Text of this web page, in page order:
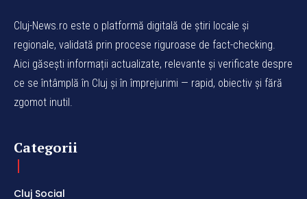
Cluj-News.ro este o platformă digitală de știri locale și
regionale, validată prin procese riguroase de fact-checking.
Aici găsești informații actualizate, relevante și verificate despre
ce se întâmplă în Cluj și în împrejurimi — rapid, obiectiv și fără
zgomot inutil.
Categorii
Cluj Social